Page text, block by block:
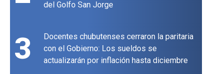
del Golfo San Jorge
3
Docentes chubutenses cerraron la paritaria
con el Gobierno: Los sueldos se
actualizarán por inflación hasta diciembre